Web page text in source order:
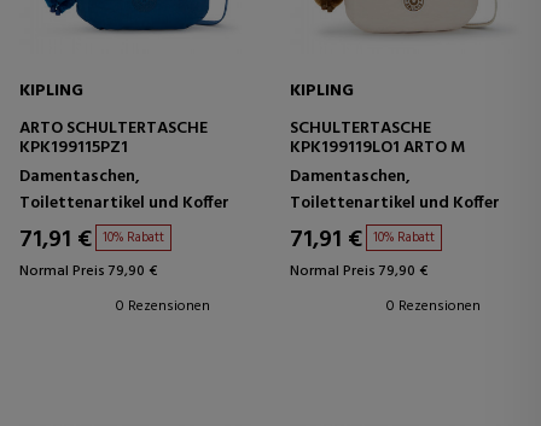
KIPLING
ARTO SCHULTERTASCHE
KPK199115PZ1
Damentaschen,
Toilettenartikel und Koffer
71,91 € 10% Rabatt
Normal Preis 79,90 €
0 Rezensionen
KIPLING
SCHULTERTASCHE
KPK199119LO1 ARTO M
Damentaschen,
Toilettenartikel und Koffer
71,91 € 10% Rabatt
Normal Preis 79,90 €
0 Rezensionen